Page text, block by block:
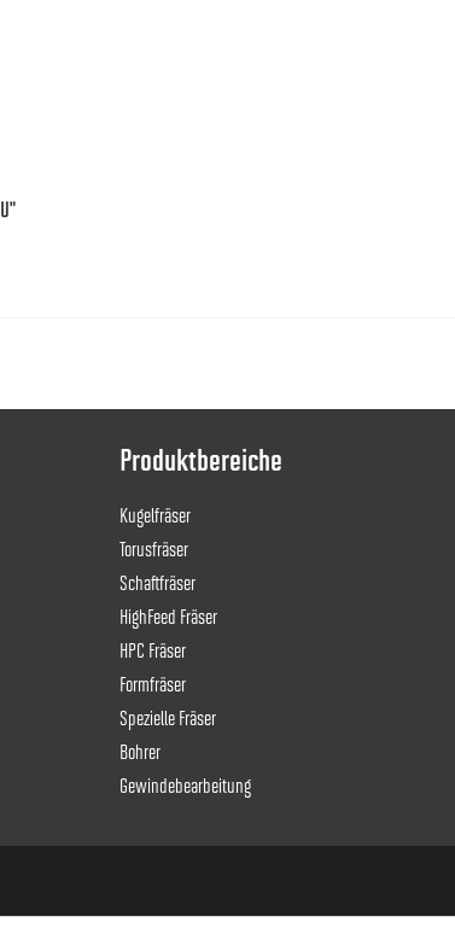
Produktbereiche
Kugelfräser
Torusfräser
Schaftfräser
HighFeed Fräser
HPC Fräser
Formfräser
Spezielle Fräser
Bohrer
Gewindebearbeitung